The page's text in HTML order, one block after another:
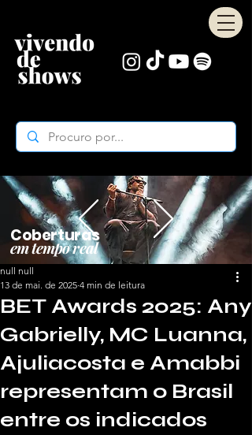
Coberturas
em tempo real
BET Awards 2025: Any
Gabrielly, MC Luanna,
Ajuliacosta e Amabbi
representam o Brasil
entre os indicados
null null
13 de mai. de 2025 4 min de leitura